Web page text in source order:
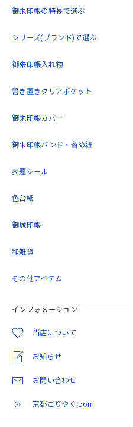
御朱印帳の特長で選ぶ
シリーズ(ブランド)で選ぶ
御朱印帳入れ物
書き置きクリアポケット
御朱印帳カバー
御朱印帳バンド・留め紐
表題シール
色台紙
御城印帳
和雑貨
その他アイテム
インフォメーション
当店について
お知らせ
お問い合わせ
京都ごりやく.com